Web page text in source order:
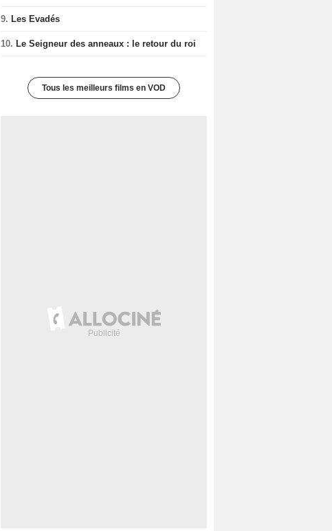
9. Les Evadés
10. Le Seigneur des anneaux : le retour du roi
Tous les meilleurs films en VOD